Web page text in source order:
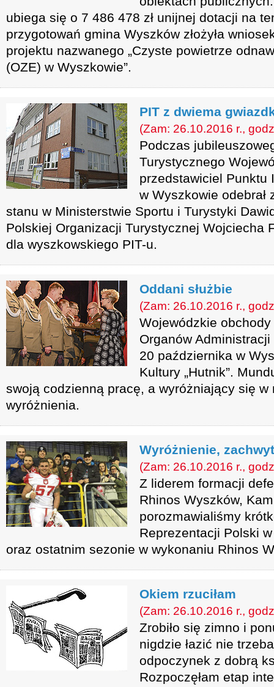
ubiega się o 7 486 478 zł unijnej dotacji na
przygotowań gmina Wyszków złożyła
projektu nazwanego „Czyste powietrze
(OZE) w Wyszkowie”.
PIT z dwiema
(Zam: 26.10.2016 r.,
Podczas
Turystycznego
przedstawiciel Punktu
w Wyszkowie odebrał
stanu w Ministerstwie Sportu i Turystyki
Polskiej Organizacji Turystycznej Wojciecha
dla wyszkowskiego PIT-u.
Oddani służbie
(Zam: 26.10.2016 r.,
Wojewódzkie
Organów
20 października w
Kultury „Hutnik”.
swoją codzienną pracę, a wyróżniający się w
wyróżnienia.
Wyróżnienie,
(Zam: 26.10.2016 r.,
Z liderem formacji
Rhinos Wyszków,
porozmawialiśmy
Reprezentacji Polski
oraz ostatnim sezonie w wykonaniu Rhinos
Okiem rzuciłam
(Zam: 26.10.2016 r.,
Zrobiło się zimno i
nigdzie łazić nie
odpoczynek z dobrą
Rozpoczęłam etap